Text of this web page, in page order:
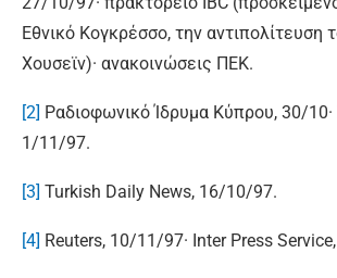
Εθνικό Κογκρέσσο, την αντιπολίτευση
Χουσεϊν)· ανακοινώσεις ΠΕΚ.
[2] Ραδιοφωνικό Ίδρυμα Κύπρου, 30/
1/11/97.
[3] Turkish Daily News, 16/10/97.
[4] Reuters, 10/11/97· Inter Press